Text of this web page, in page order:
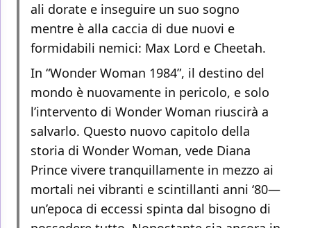
ali dorate e inseguire un suo sogno
mentre è alla caccia di due nuovi e
formidabili nemici: Max Lord e Cheetah.
In “Wonder Woman 1984”, il destino del
mondo è nuovamente in pericolo, e solo
l’intervento di Wonder Woman riuscirà a
salvarlo. Questo nuovo capitolo della
storia di Wonder Woman, vede Diana
Prince vivere tranquillamente in mezzo ai
mortali nei vibranti e scintillanti anni ‘80—
un’epoca di eccessi spinta dal bisogno di